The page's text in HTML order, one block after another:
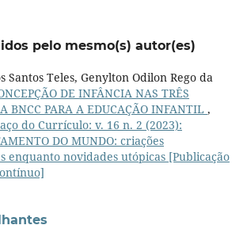
pelo mesmo(s) autor(es)
Santos Teles, Genylton Odilon Rego da
DE INFÂNCIA NAS TRÊS
BNCC PARA A EDUCAÇÃO INFANTIL ,
do Currículo: v. 16 n. 2 (2023):
DO MUNDO: criações
enquanto novidades utópicas [Publicação